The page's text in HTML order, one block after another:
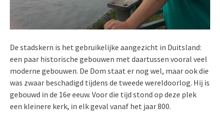
De stadskern is het gebruikelijke aangezicht in Duitsland:
een paar historische gebouwen met daartussen vooral veel
moderne gebouwen. De Dom staat er nog wel, maar ook die
was zwaar beschadigd tijdens de tweede wereldoorlog. Hij is
gebouwd in de 16e eeuw. Voor die tijd stond op deze plek
een kleinere kerk, in elk geval vanaf het jaar 800.